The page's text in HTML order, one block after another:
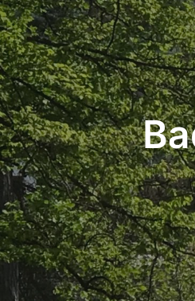
Navigation